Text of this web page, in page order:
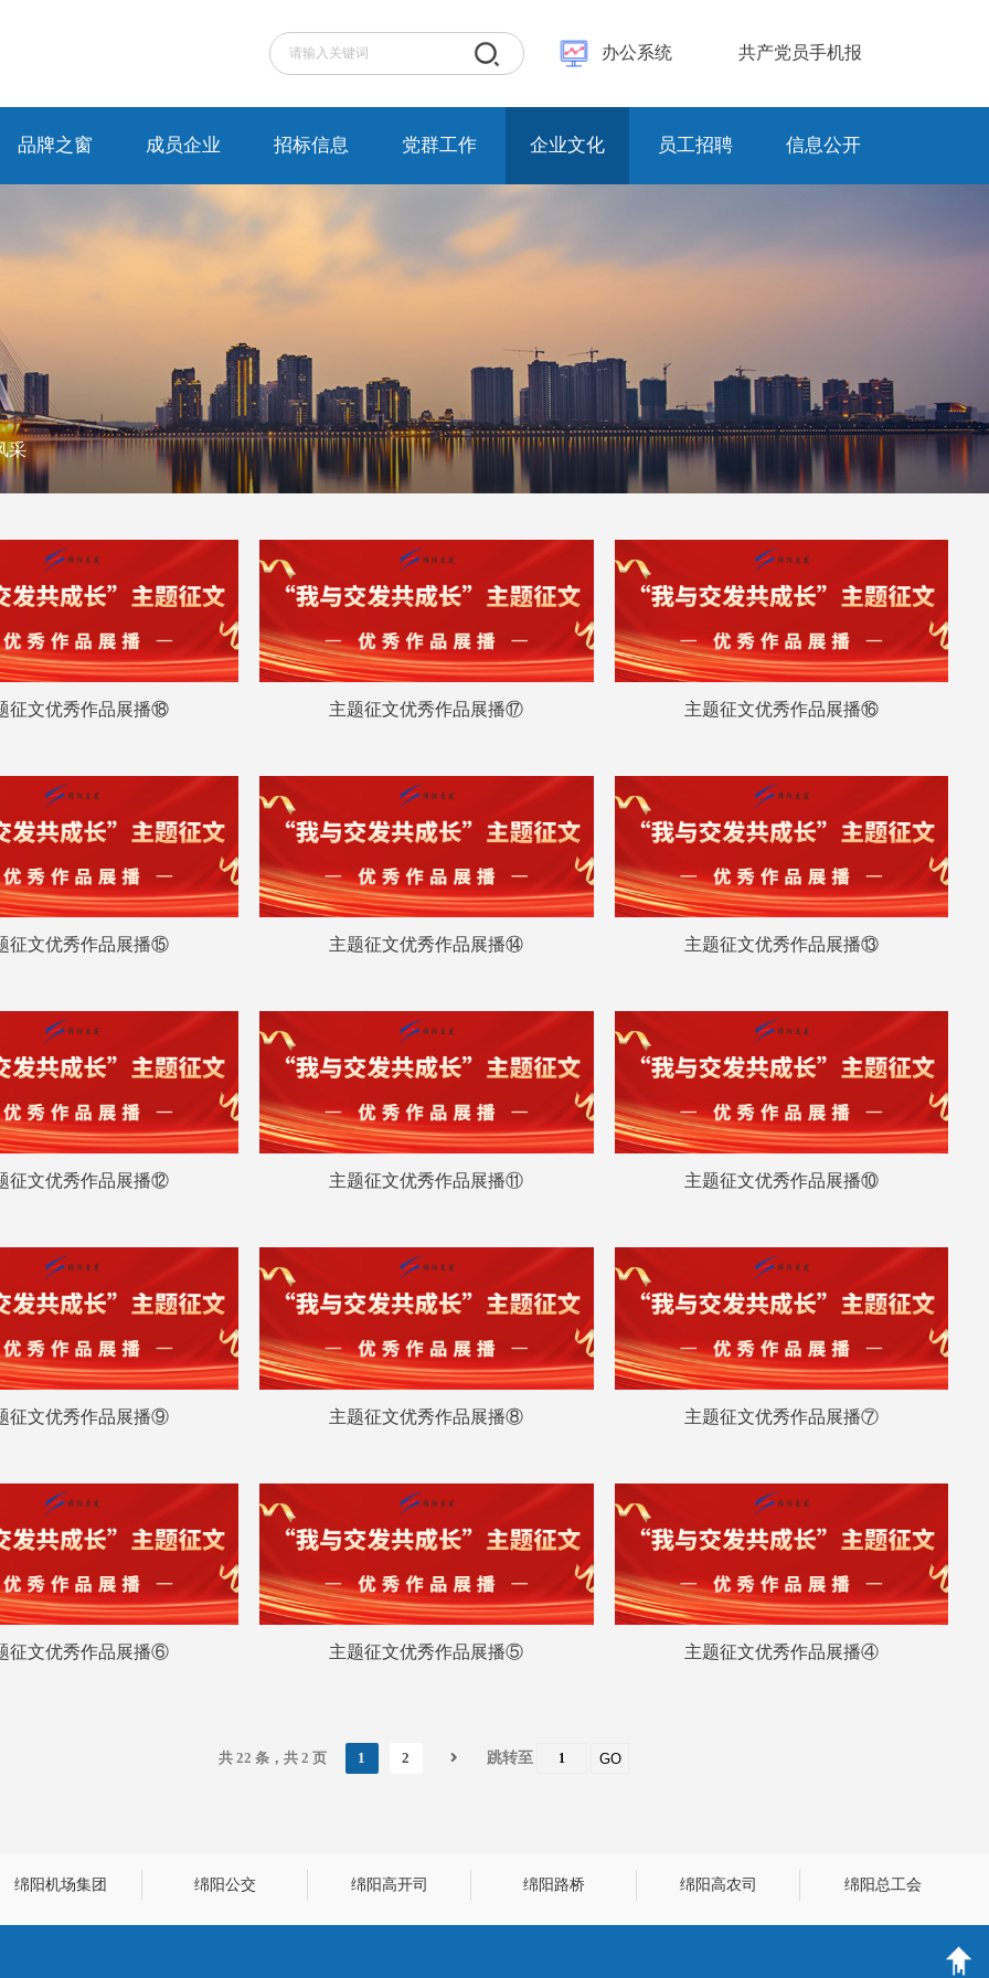
办公系统 共产党员手机报
品牌之窗 成员企业 招标信息 党群工作 企业文化 员工招聘 信息公开
采
征文优秀作品展播⑱ 主题征文优秀作品展播⑰ 主题征文优秀作品展播⑯
征文优秀作品展播⑮ 主题征文优秀作品展播⑭ 主题征文优秀作品展播⑬
征文优秀作品展播⑫ 主题征文优秀作品展播⑪ 主题征文优秀作品展播⑩
征文优秀作品展播⑨ 主题征文优秀作品展播⑧ 主题征文优秀作品展播⑦
征文优秀作品展播⑥ 主题征文优秀作品展播⑤ 主题征文优秀作品展播④
共 22 条，共 2 页 1 2 跳转至 GO
绵阳机场集团 绵阳公交 绵阳高开司 绵阳路桥 绵阳高农司 绵阳总工会